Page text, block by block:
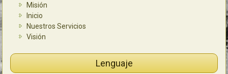
Misión
Inicio
Nuestros Servicios
Visión
Lenguaje